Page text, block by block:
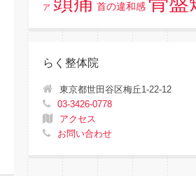
ア 首の違和感
らく整体院
東京都世田谷区梅丘1-22-12
03-3426-0778
アクセス
お問い合わせ